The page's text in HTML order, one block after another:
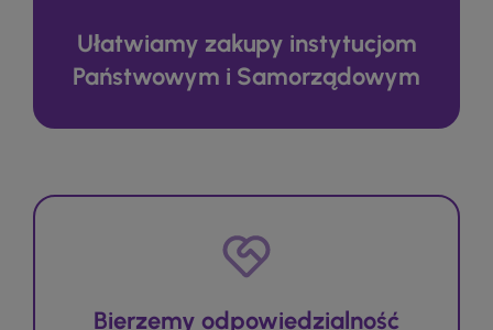
Ułatwiamy zakupy instytucjom
Państwowym i Samorządowym
Bierzemy odpowiedzialność